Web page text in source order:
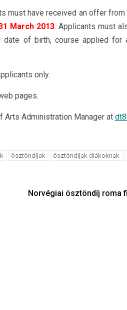
must have received an offer
March 2013. Applicants must
of birth, course applied for
only.
pages.
Administration Manager at
ösztöndíjak ösztöndíjak diákoknak
Norvégiai ösztöndíj roma